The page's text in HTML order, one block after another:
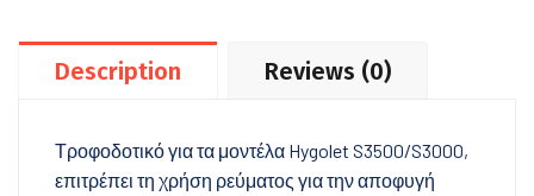
Description Reviews (0)
Τροφοδοτικό για τα μοντέλα Hygolet S3500/S3000,
επιτρέπει τη χρήση ρεύματος για την αποφυγή